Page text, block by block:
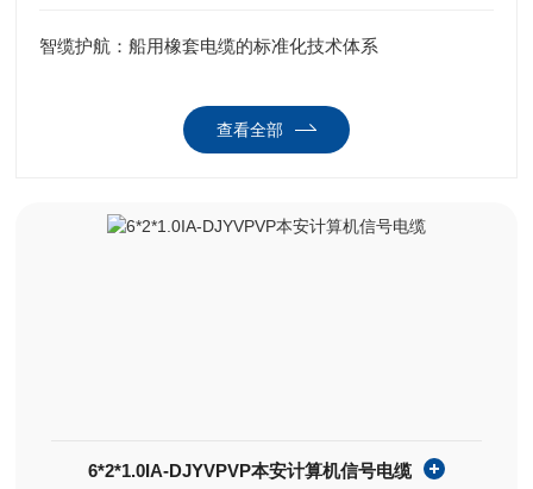
智缆护航：船用橡套电缆的标准化技术体系
查看全部
6*2*1.0IA-DJYVPVP本安计算机信号电缆